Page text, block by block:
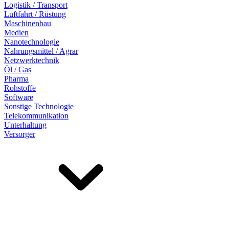
Logistik / Transport
Luftfahrt / Rüstung
Maschinenbau
Medien
Nanotechnologie
Nahrungsmittel / Agrar
Netzwerktechnik
Öl / Gas
Pharma
Rohstoffe
Software
Sonstige Technologie
Telekommunikation
Unterhaltung
Versorger